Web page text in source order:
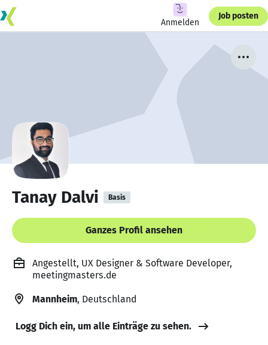
Anmelden
Job posten
Tanay Dalvi Basis
Ganzes Profil ansehen
Angestellt, UX Designer & Software Developer,
meetingmasters.de
Mannheim, Deutschland
Logg Dich ein, um alle Einträge zu sehen.